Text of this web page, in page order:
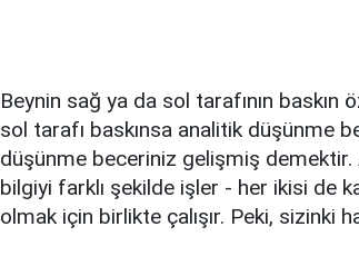
Beynin sağ ya da sol tarafının
sol tarafı baskınsa analitik düşünme
düşünme beceriniz gelişmiş demektir.
bilgiyi farklı şekilde işler - her ikisi de
olmak için birlikte çalışır. Peki, sizinki